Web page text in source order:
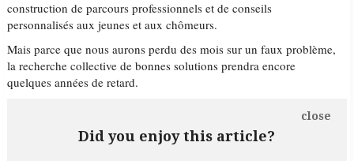
construction de parcours professionnels et de conseils
personnalisés aux jeunes et aux chômeurs.
Mais parce que nous aurons perdu des mois sur un faux problème,
la recherche collective de bonnes solutions prendra encore
quelques années de retard.
Did you enjoy this article?
close